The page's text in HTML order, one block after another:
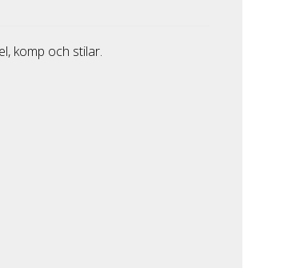
komp och stilar.